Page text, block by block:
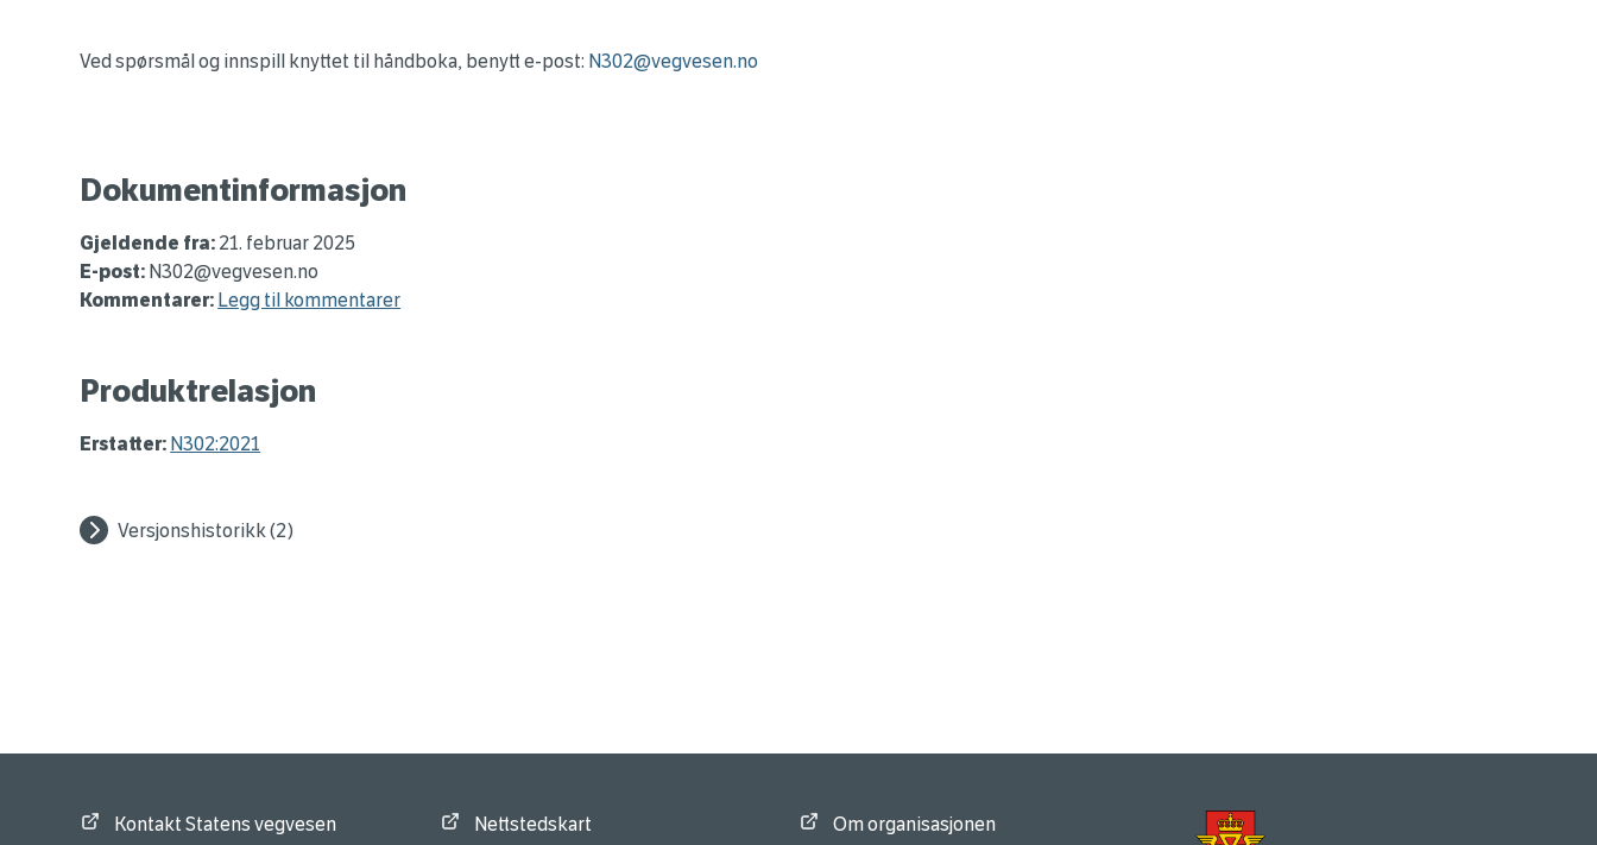
Ved spørsmål og innspill knyttet til håndboka, benytt e-post: N302@vegvesen.no
Dokumentinformasjon
Gjeldende fra: 21. februar 2025
E-post: N302@vegvesen.no
Kommentarer: Legg til kommentarer
Produktrelasjon
Erstatter: N302:2021
Versjonshistorikk (2)
Kontakt Statens vegvesen Nettstedskart Om organisasjonen